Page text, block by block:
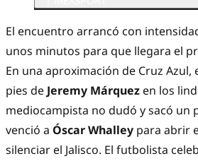
El encuentro arrancó con
unos minutos para que llegara el
En una aproximación de Cruz Azul,
pies de Jeremy Márquez en los
mediocampista no dudó y sacó un
venció a Óscar Whalley para abrir
silenciar el Jalisco. El futbolista